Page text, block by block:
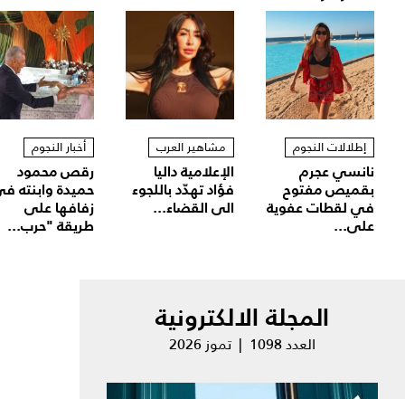
إطلالات النجوم
نانسي عجرم
بقميص مفتوح
في لقطات عفوية
على...
مشاهير العرب
الإعلامية داليا
فؤاد تهدّد باللجوء
الى القضاء...
أخبار النجوم
رقص محمود
حميدة وابنته
زفافها على
طريقة "حرب...
المجلة الالكترونية
العدد 1098 | تموز 2026